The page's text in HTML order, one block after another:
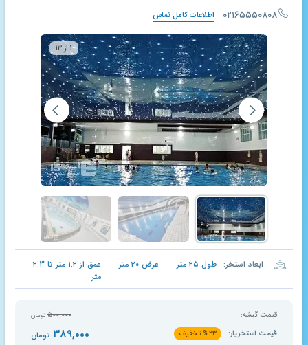
۰۲۱۶۵۵۵۰۸۰۸ اطلاعات کامل تماس
۱ از ۱۳
ابعاد استخر: طول ۲۵متر عرض۲۰ متر عمق از ۱.۲ متر تا۲.۳
متر
قیمت گیشه: ۵۰۰,۰۰۰ تومان
قیمت استخریار: %۲۳ تخفیف ۳۸۹,۰۰۰ تومان